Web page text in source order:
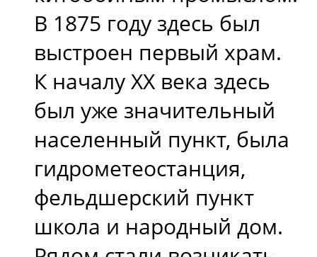
В 1875 году здесь был
выстроен первый храм.
К началу XX века здесь
был уже значительный
населенный пункт, была
гидрометеостанция,
фельдшерский пункт
школа и народный дом.